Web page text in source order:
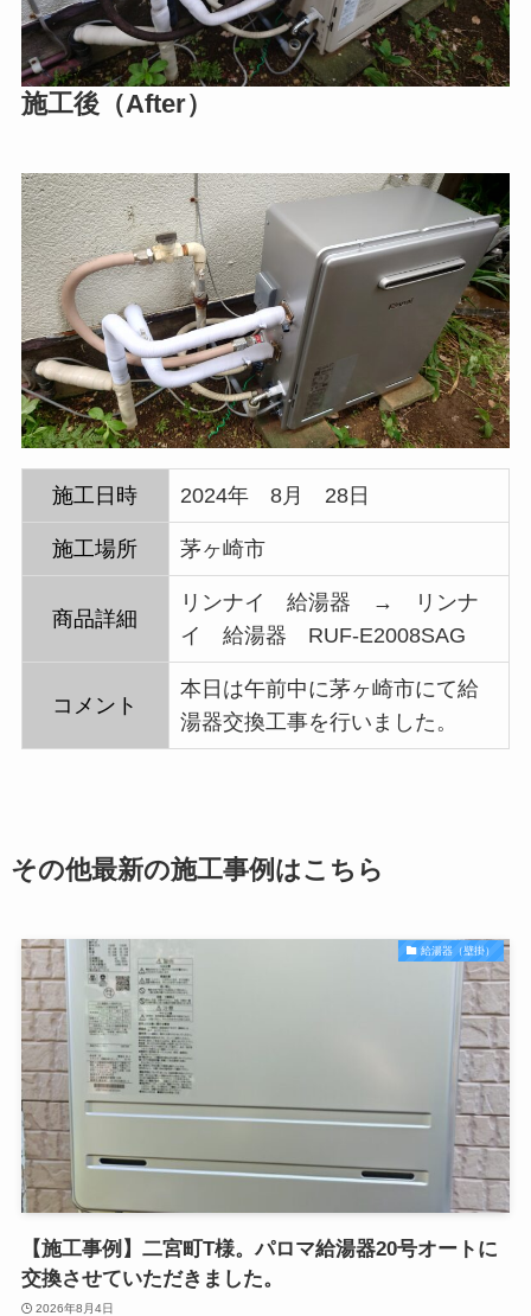
施工後（After）
施工日時 2024年 8月 28日
施工場所 茅ヶ崎市
商品詳細
リンナイ 給湯器 → リンナ
イ 給湯器 RUF-E2008SAG
コメント
本日は午前中に茅ヶ崎市にて給
湯器交換工事を行いました。
その他最新の施工事例はこちら
給湯器（壁掛）
【施工事例】二宮町T様。パロマ給湯器20号オートに
交換させていただきました。
2026年8月4日